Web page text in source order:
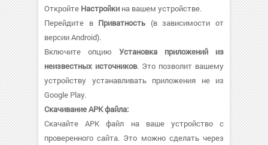
Откройте Настройки на вашем устройстве.
Перейдите в Приватность (в зависимости от
версии Android).
Включите опцию Установка приложений из
неизвестных источников. Это позволит вашему
устройству устанавливать приложения не из
Google Play.
Скачивание APK файла:
Скачайте APK файл на ваше устройство с
проверенного сайта. Это можно сделать через